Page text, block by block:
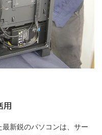
用
新鋭のパソコンは、サー